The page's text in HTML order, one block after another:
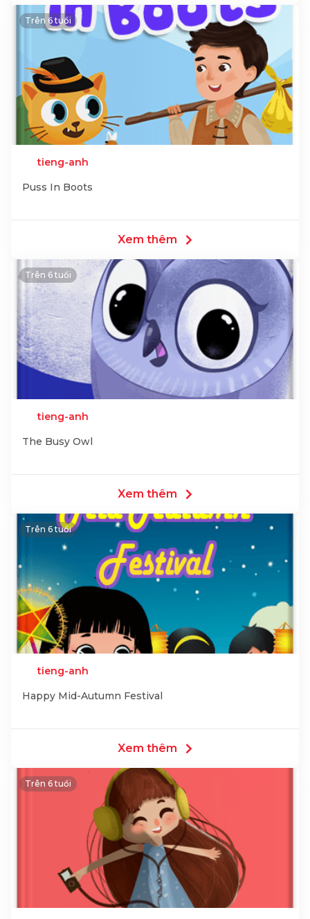
Trên 6 tuổi
tieng-anh
Puss In Boots
Xem thêm
Trên 6 tuổi
tieng-anh
The Busy Owl
Xem thêm
Trên 6 tuổi
tieng-anh
Happy Mid-Autumn Festival
Xem thêm
Trên 6 tuổi